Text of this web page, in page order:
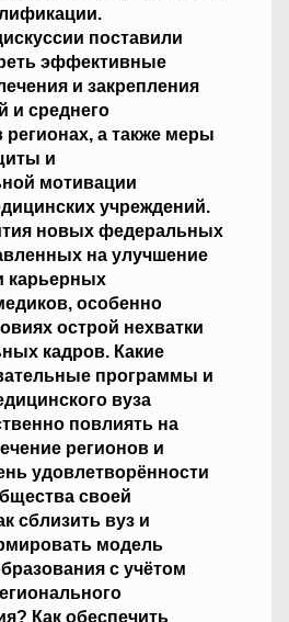
поставили
эффективные
и закрепления
и среднего
а также меры
и
мотивации
учреждений.
новых федеральных
на улучшение
карьерных
особенно
острой нехватки
кадров. Какие
программы и
вуза
повлиять на
регионов и
удовлетворённости
своей
сблизить вуз и
модель
с учётом
Как обеспечить